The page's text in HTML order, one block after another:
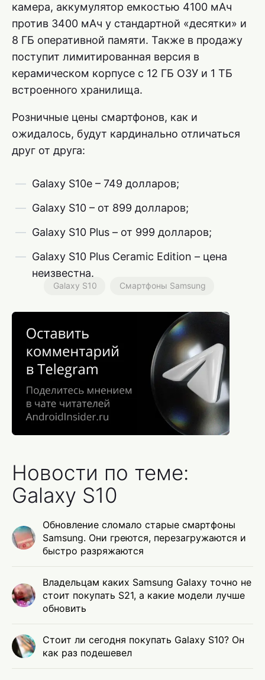
камера, аккумулятор емкостью 4100 мАч
против 3400 мАч у стандартной «десятки» и
8 ГБ оперативной памяти. Также в продажу
поступит лимитированная версия в
керамическом корпусе с 12 ГБ ОЗУ и 1 ТБ
встроенного хранилища.
Розничные цены смартфонов, как и
ожидалось, будут кардинально отличаться
друг от друга:
Galaxy S10e – 749 долларов;
Galaxy S10 – от 899 долларов;
Galaxy S10 Plus – от 999 долларов;
Galaxy S10 Plus Ceramic Edition – цена
неизвестна.
Galaxy S10 Смартфоны Samsung
Новости по теме:
Galaxy S10
Обновление сломало старые смартфоны
Samsung. Они греются, перезагружаются и
быстро разряжаются
Владельцам каких Samsung Galaxy точно не
стоит покупать S21, а какие модели лучше
обновить
Стоит ли сегодня покупать Galaxy S10? Он
как раз подешевел